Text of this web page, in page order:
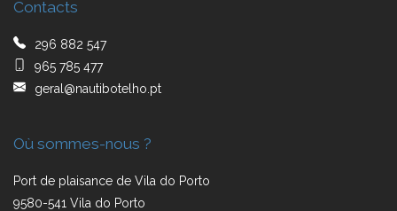
Contacts
296 882 547
965 785 477
geral@nautibotelho.pt
Où sommes-nous ?
Port de plaisance de Vila do Porto
9580-541 Vila do Porto